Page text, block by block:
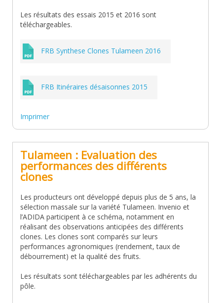
Les résultats des essais 2015 et 2016 sont
téléchargeables.
FRB Synthese Clones Tulameen 2016
FRB Itinéraires désaisonnes 2015
Imprimer
Tulameen : Evaluation des
performances des différents
clones
Les producteurs ont développé depuis plus de 5 ans, la
sélection massale sur la variété Tulameen. Invenio et
l’ADIDA participent à ce schéma, notamment en
réalisant des observations anticipées des différents
clones. Les clones sont comparés sur leurs
performances agronomiques (rendement, taux de
débourrement) et la qualité des fruits.
Les résultats sont téléchargeables par les adhérents du
pôle.